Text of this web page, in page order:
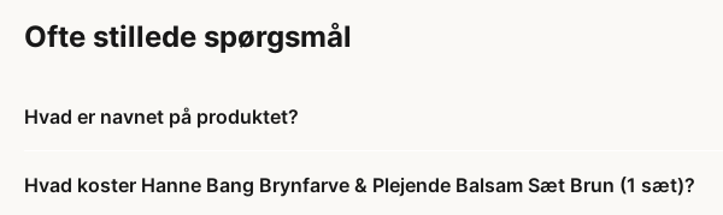
Ofte stillede spørgsmål
Hvad er navnet på produktet?
Hvad koster Hanne Bang Brynfarve & Plejende Balsam Sæt Brun (1 sæt)?